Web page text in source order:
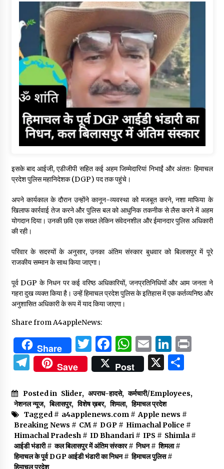
05/08/2026
इसके बाद आईजी, एडीजीपी सहित कई अहम जिम्मेदारियां निभाईं और अंततः हिमाचल
प्रदेश पुलिस महानिदेशक (DGP) पद तक पहुंचे।
अपने कार्यकाल के दौरान उन्होंने कानून-व्यवस्था को मजबूत करने, नशा माफिया के
खिलाफ कार्रवाई तेज करने और पुलिस बल को आधुनिक तकनीक से लैस करने में अहम
योगदान दिया। उनकी छवि एक सख्त लेकिन संवेदनशील और ईमानदार पुलिस अधिकारी
की रही।
परिवार के सदस्यों के अनुसार, उनका अंतिम संस्कार बुधवार को बिलासपुर में पूरे
राजकीय सम्मान के साथ किया जाएगा।
पूर्व DGP के निधन पर कई वरिष्ठ अधिकारियों, जनप्रतिनिधियों और आम जनता ने
गहरा दुख व्यक्त किया है। उन्हें हिमाचल प्रदेश पुलिस के इतिहास में एक कर्तव्यनिष्ठ और
अनुशासित अधिकारी के रूप में याद किया जाएगा।
Share from A4appleNews:
Share Twitter
Facebook
WhatsApp
Email
Telegram
Save Post X
Posted in Slider, अपराध-हादसे, कर्मचारी/Employees,
नेशनल न्यूज, बिलासपुर, विशेष ख़बर, शिमला, हिमाचल प्रदेश
Tagged # a4applenews.com# Apple news #
Breaking News # CM# DGP# Himachal Police #
Himachal Pradesh# ID Bhandari# IPS # Shimla#
आईडी भंडारी# कल बिलासपुर में अंतिम संस्कार# निधन# शिमला#
हिमाचल के पूर्व DGP आईडी भंडारी का निधन# हिमाचल पुलिस#
हिमाचल प्रदेश